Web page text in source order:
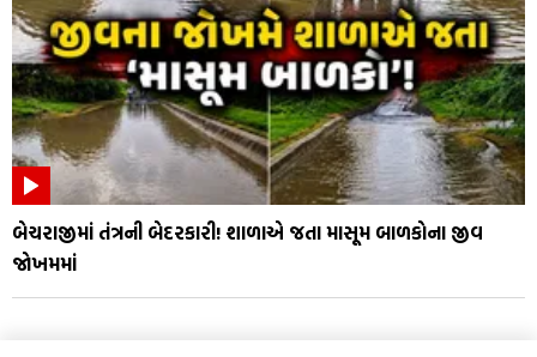
બેચરાજીમાં તંત્રની બેદરકારી! શાળાએ જતા માસૂમ બાળકોના જીવ
જોખમમાં